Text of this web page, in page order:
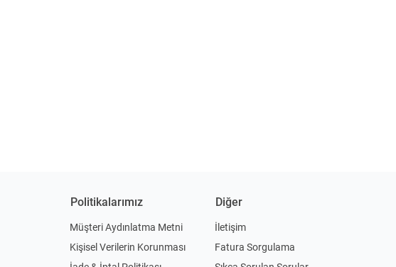
Politikalarımız
Müşteri Aydınlatma Metni
Kişisel Verilerin Korunması
Diğer
İletişim
Fatura Sorgulama